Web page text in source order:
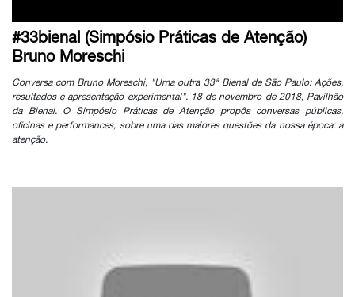
#33bienal (Simpósio Práticas de Atenção)
Bruno Moreschi
Conversa com Bruno Moreschi, "Uma outra 33ª Bienal de São Paulo: Ações,
resultados e apresentação experimental". 18 de novembro de 2018, Pavilhão
da Bienal. O Simpósio Práticas de Atenção propôs conversas públicas,
oficinas e performances, sobre uma das maiores questões da nossa época: a
atenção.